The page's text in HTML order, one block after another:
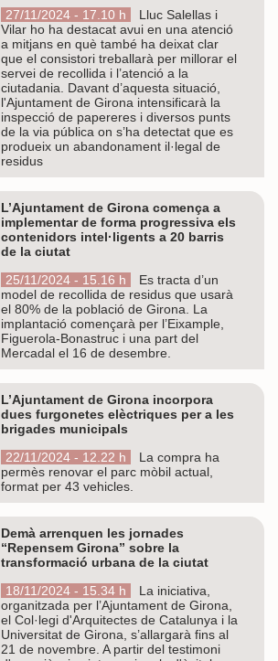
27/11/2024 - 17.10 h
Lluc Salellas i
Vilar ho ha destacat avui en una atenció
a mitjans en què també ha deixat clar
que el consistori treballarà per millorar el
servei de recollida i l’atenció a la
ciutadania. Davant d’aquesta situació,
l'Ajuntament de Girona intensificarà la
inspecció de papereres i diversos punts
de la via pública on s’ha detectat que es
produeix un abandonament il·legal de
residus
L’Ajuntament de Girona comença a
implementar de forma progressiva els
contenidors intel·ligents a 20 barris
de la ciutat
25/11/2024 - 15.16 h
Es tracta d’un
model de recollida de residus que usarà
el 80% de la població de Girona. La
implantació començarà per l’Eixample,
Figuerola-Bonastruc i una part del
Mercadal el 16 de desembre.
L’Ajuntament de Girona incorpora
dues furgonetes elèctriques per a les
brigades municipals
22/11/2024 - 12.22 h
La compra ha
permès renovar el parc mòbil actual,
format per 43 vehicles.
Demà arrenquen les jornades
“Repensem Girona” sobre la
transformació urbana de la ciutat
18/11/2024 - 15.34 h
La iniciativa,
organitzada per l’Ajuntament de Girona,
el Col·legi d'Arquitectes de Catalunya i la
Universitat de Girona, s’allargarà fins al
21 de novembre. A partir del testimoni